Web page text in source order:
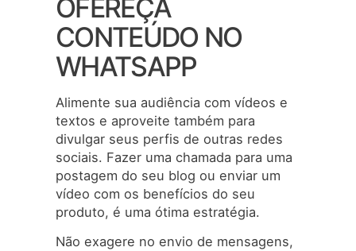
OFEREÇA
CONTEÚDO NO
WHATSAPP
Alimente sua audiência com vídeos e
textos e aproveite também para
divulgar seus perfis de outras redes
sociais. Fazer uma chamada para uma
postagem do seu blog ou enviar um
vídeo com os benefícios do seu
produto, é uma ótima estratégia.
Não exagere no envio de mensagens,